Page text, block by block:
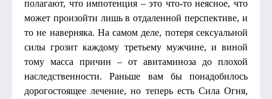
полагают, что импотенция – это что-то неясное, что
может произойти лишь в отдаленной перспективе, и
то не наверняка. На самом деле, потеря сексуальной
силы грозит каждому третьему мужчине, и виной
тому масса причин – от авитаминоза до плохой
наследственности. Раньше вам бы понадобилось
дорогостоящее лечение, но теперь есть Сила Огня,